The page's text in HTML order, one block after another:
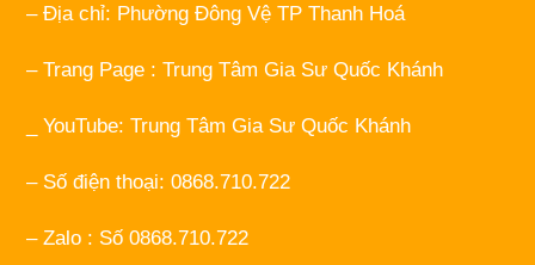
– Địa chỉ: Phường Đông Vệ TP Thanh Hoá
– Trang Page : Trung Tâm Gia Sư Quốc Khánh
_ YouTube: Trung Tâm Gia Sư Quốc Khánh
– Số điện thoại: 0868.710.722
– Zalo : Số 0868.710.722